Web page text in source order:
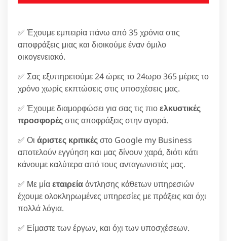
✅ Έχουμε εμπειρία πάνω από 35 χρόνια στις
αποφράξεις μιας και διοικούμε έναν όμιλο
οικογενειακό.
✅ Σας εξυπηρετούμε 24 ώρες το 24ωρο 365 μέρες το
χρόνο χωρίς εκπτώσεις στις υποσχέσεις μας.
✅ Έχουμε διαμορφώσει για σας τις πιοελκυστικές
προσφορέςστις αποφράξεις στην αγορά.
✅ Οι άριστες κριτικέςστο Google my Business
αποτελούν εγγύηση και μας δίνουν χαρά, διότι κάτι
κάνουμε καλύτερα από τους ανταγωνιστές μας.
✅ Με μίαεταιρείαάντλησης κάθετων υπηρεσιών
έχουμε ολοκληρωμένες υπηρεσίες με πράξεις και όχι
πολλά λόγια.
✅ Είμαστε των έργων, και όχι των υποσχέσεων.